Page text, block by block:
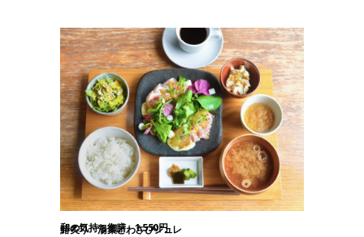
和の気持ち御膳 1,550円
鰆炙り 湯葉とわさびジュレ